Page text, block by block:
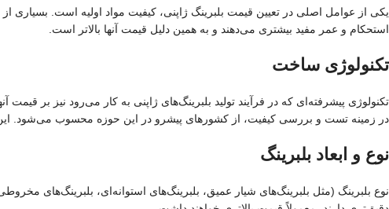
یکی از عوامل اصلی در تعیین قیمت بلبرینگ ژاپنی، کیفیت مواد اولیه است. بسیاری
استحکام و عمر مفید بیشتری می‌دهند و به همین دلیل قیمت آنها بالاتر است.
تکنولوژی ساخت
تکنولوژی پیشرفته‌ای که در فرآیند تولید بلبرینگ‌های ژاپنی به کار می‌رود نیز بر قیمت
در زمینه تست و بررسی کیفیت، از کشورهای پیشرو در این حوزه محسوب می‌شود. این
نوع و ابعاد بلبرینگ
نوع بلبرینگ (مثل بلبرینگ‌های شیار عمیق، بلبرینگ‌های استوانه‌ای، بلبرینگ‌های